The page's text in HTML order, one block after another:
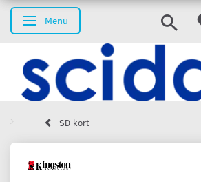
Skifte navigation
Menu
SD kort